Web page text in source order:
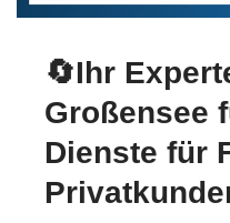
🔄Ihr
Großensee
Dienste für